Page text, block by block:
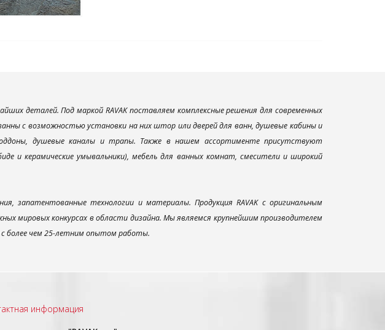
деталей. Под маркой RAVAK поставляем комплексные решения для современных
с возможностью установки на них штор или дверей для ванн, душевые кабины и
душевые каналы и трапы. Также в нашем ассортименте присутствуют
и керамические умывальники), мебель для ванных комнат, смесители и широкий
запатентованные технологии и материалы. Продукция RAVAK с оригинальным
мировых конкурсах в области дизайна. Мы являемся крупнейшим производителем
с более чем 25-летним опытом работы.
информация